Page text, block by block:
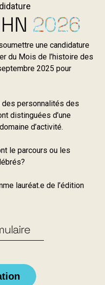
2026
une candidature
du Mois de l’histoire des
2025 pour
des personnalités des
distinguées d’une
d’activité.
le parcours ou les
lauréat.e de l’édition